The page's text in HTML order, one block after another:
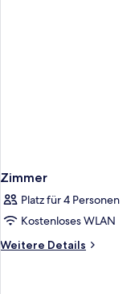
Zimmer
Platz für 4 Personen
Kostenloses WLAN
Weitere Details
Weitere